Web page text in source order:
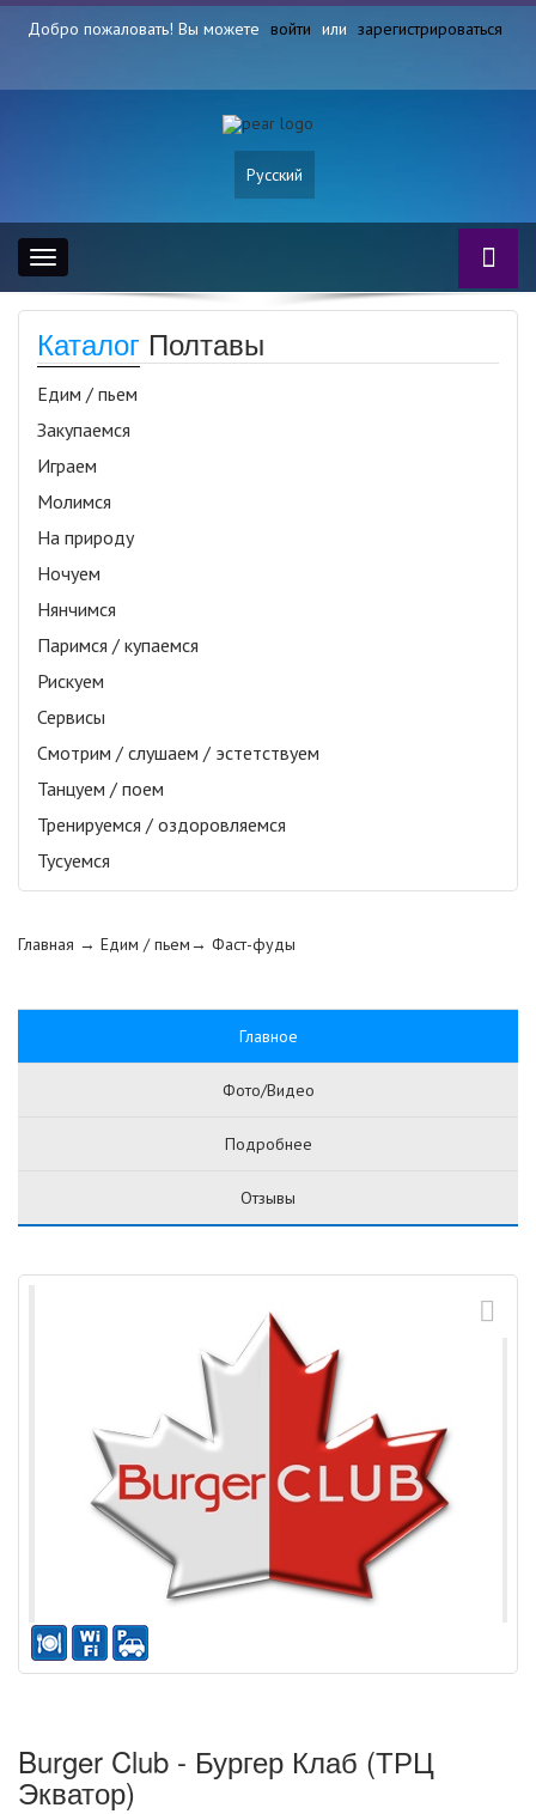
Добро пожаловать! Вы можете войти или зарегистрироваться
Русский
Toggle
navigation
Каталог Полтавы
Едим / пьем
Закупаемся
Играем
Молимся
На природу
Ночуем
Нянчимся
Паримся / купаемся
Рискуем
Сервисы
Смотрим / слушаем / эстетствуем
Танцуем / поем
Тренируемся / оздоровляемся
Тусуемся
Главная → Едим / пьем→ Фаст-фуды
Главное
Фото/Видео
Подробнее
Отзывы
Burger Club - Бургер Клаб (ТРЦ
Экватор)